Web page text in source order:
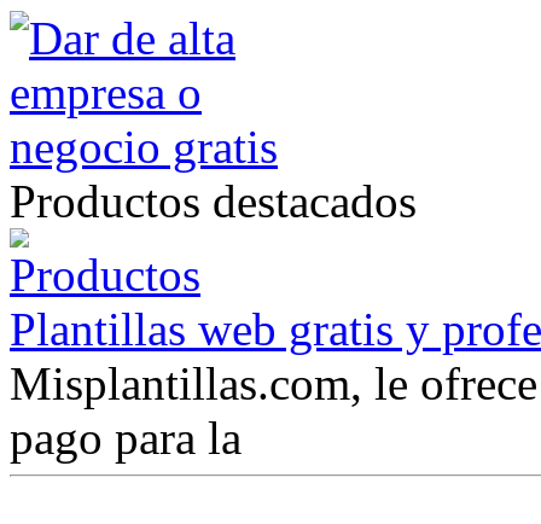
Productos destacados
Plantillas web gratis y
Misplantillas.com, le
pago para la